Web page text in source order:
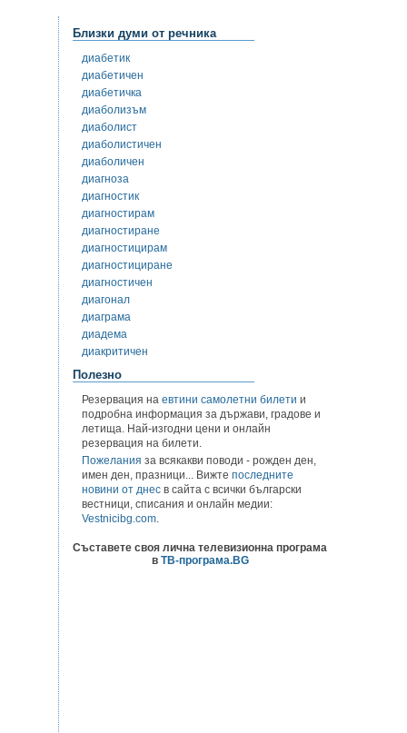
Близки думи от речника
диабетик
диабетичен
диабетичка
диаболизъм
диаболист
диаболистичен
диаболичен
диагноза
диагностик
диагностирам
диагностиране
диагностицирам
диагностициране
диагностичен
диагонал
диаграма
диадема
диакритичен
Полезно
Резервация на евтини самолетни билети и
подробна информация за държави, градове и
летища. Най-изгодни цени и онлайн
резервация на билети.
Пожелания за всякакви поводи - рожден ден,
имен ден, празници... Вижте последните
новини от днес в сайта с всички български
вестници, списания и онлайн медии:
Vestnicibg.com.
Съставете своя лична телевизионна програма
в ТВ-програма.BG